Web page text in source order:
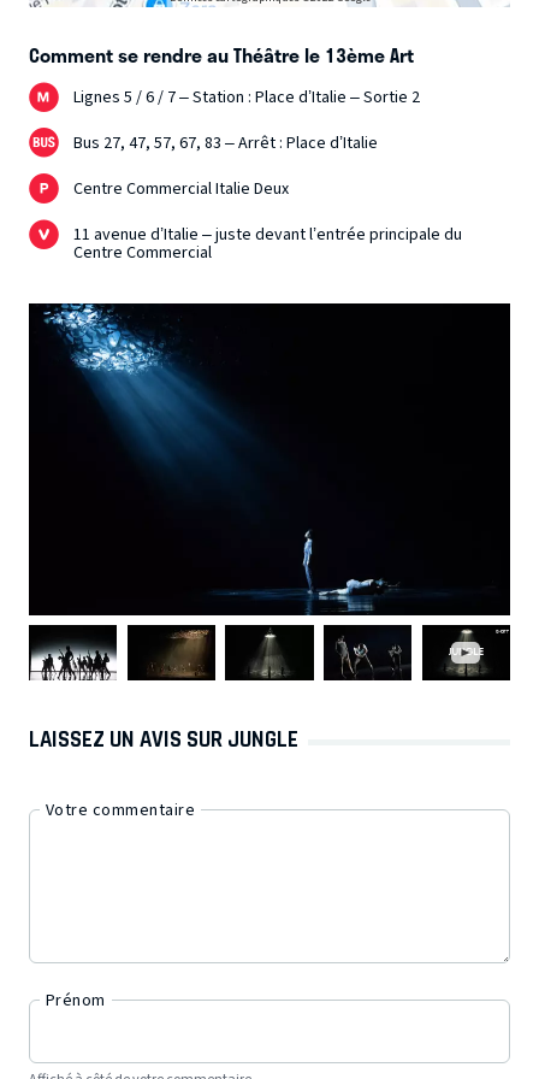
collaboré avec le chorégraphe Kim Sungyong.
Comment se rendre au Théâtre le 13ème Art
Lignes 5 / 6 / 7 – Station : Place d’Italie – Sortie 2
Bus 27, 47, 57, 67, 83 – Arrêt : Place d’Italie
Centre Commercial Italie Deux
11 avenue d’Italie – juste devant l’entrée principale du
Centre Commercial
LAISSEZ UN AVIS SUR JUNGLE
Votre commentaire
Prénom